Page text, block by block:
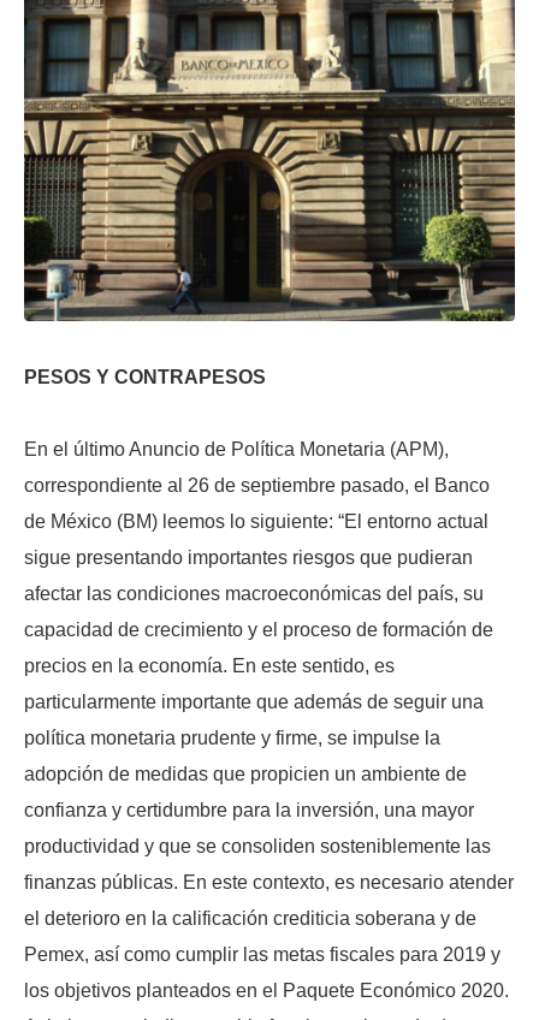
PESOS Y CONTRAPESOS
En el último Anuncio de Política Monetaria (APM),
correspondiente al 26 de septiembre pasado, el Banco
de México (BM) leemos lo siguiente: “El entorno actual
sigue presentando importantes riesgos que pudieran
afectar las condiciones macroeconómicas del país, su
capacidad de crecimiento y el proceso de formación de
precios en la economía. En este sentido, es
particularmente importante que además de seguir una
política monetaria prudente y firme, se impulse la
adopción de medidas que propicien un ambiente de
confianza y certidumbre para la inversión, una mayor
productividad y que se consoliden sosteniblemente las
finanzas públicas. En este contexto, es necesario atender
el deterioro en la calificación crediticia soberana y de
Pemex, así como cumplir las metas fiscales para 2019 y
los objetivos planteados en el Paquete Económico 2020.